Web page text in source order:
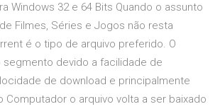
Windows 32 e 64 Bits Quando o assunto
Filmes, Séries e Jogos não resta
é o tipo de arquivo preferido. O
segmento devido a facilidade de
de download e principalmente
Computador o arquivo volta a ser baixado